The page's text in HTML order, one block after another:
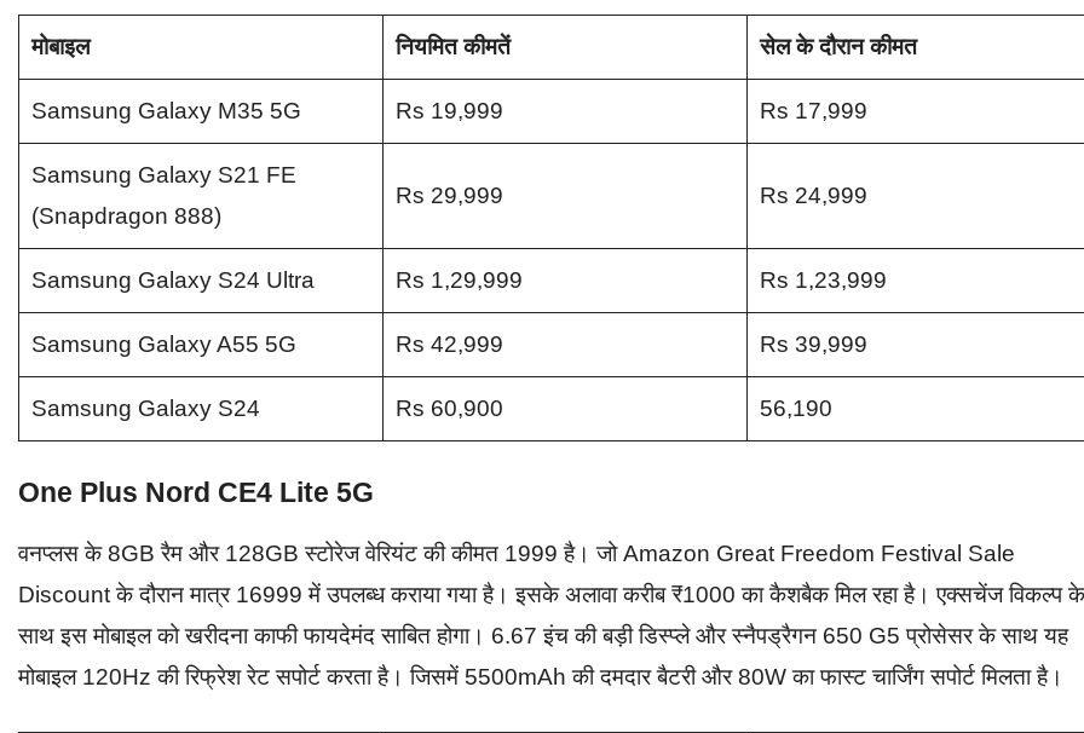
मोबाइल नियमित कीमतें सेल के दौरान कीमत
Samsung Galaxy M35 5G Rs 19,999 Rs 17,999
Samsung Galaxy S21 FE
(Snapdragon 888)
Rs 29,999 Rs 24,999
Samsung Galaxy S24 Ultra Rs 1,29,999 Rs 1,23,999
Samsung Galaxy A55 5G Rs 42,999 Rs 39,999
Samsung Galaxy S24 Rs 60,900 56,190
One Plus Nord CE4 Lite 5G
वनप्लस के 8GB रैम और 128GB स्टोरेज वेरियंट की कीमत 1999 है। जो Amazon Great Freedom Festival Sale
Discount के दौरान मात्र 16999 में उपलब्ध कराया गया है। इसके अलावा करीब ₹1000 का कैशबैक मिल रहा है। एक्सचेंज विकल्प के
साथ इस मोबाइल को खरीदना काफी फायदेमंद साबित होगा। 6.67 इंच की बड़ी डिस्प्ले और स्नैपड्रैगन 650 G5 प्रोसेसर के साथ यह
मोबाइल 120Hz की रिफ्रेश रेट सपोर्ट करता है। जिसमें 5500mAh की दमदार बैटरी और 80W का फास्ट चार्जिंग सपोर्ट मिलता है।